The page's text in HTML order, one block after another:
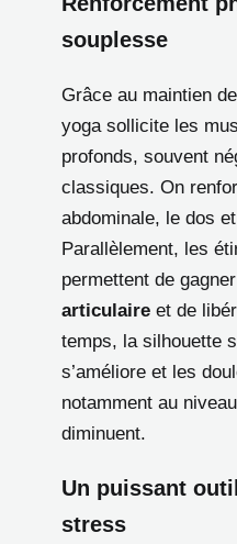
souplesse
Grâce au maintien
yoga sollicite les
profonds, souvent
classiques. On
abdominale, le dos
Parallèlement, les
permettent de
articulaire et de
temps, la silhouette
s’améliore et les
notamment au
diminuent.
Un puissant
stress